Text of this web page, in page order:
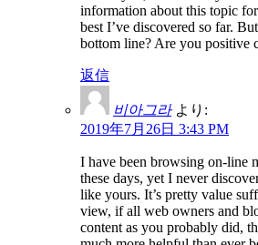
information about this topic
best I’ve discovered so far.
bottom line? Are you positive
返信
비아그라 より:
2019年7月26日 3:43 PM
I have been browsing on-line
these days, yet I never
like yours. It’s pretty value
view, if all web owners and
content as you probably did,